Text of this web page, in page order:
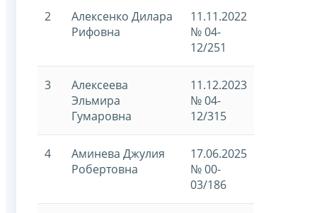
2
Алексенко Дилара
Рифовна
11.11.2022
№ 04-
12/251
3
Алексеева
Эльмира
Гумаровна
11.12.2023
№ 04-
12/315
4
Аминева Джулия
Робертовна
17.06.2025
№ 00-
03/186